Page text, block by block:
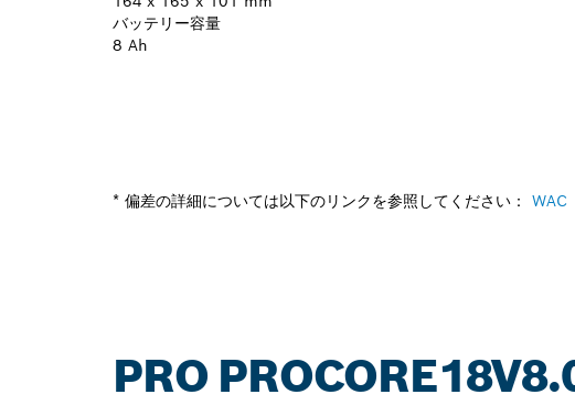
バッテリー容量
8 Ah
* 偏差の詳細については以下のリンクを参照してください： WAC
PRO